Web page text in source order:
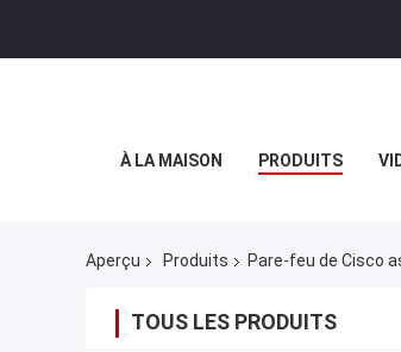
À LA MAISON PRODUITS
Aperçu Produits Pare-feu de Cisco
TOUS LES PRODUITS